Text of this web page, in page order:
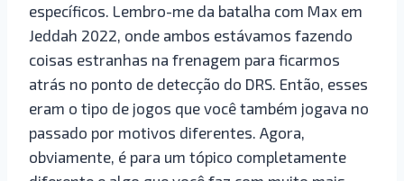
específicos. Lembro-me da batalha com Max em
Jeddah 2022, onde ambos estávamos fazendo
coisas estranhas na frenagem para ficarmos
atrás no ponto de detecção do DRS. Então, esses
eram o tipo de jogos que você também jogava no
passado por motivos diferentes. Agora,
obviamente, é para um tópico completamente